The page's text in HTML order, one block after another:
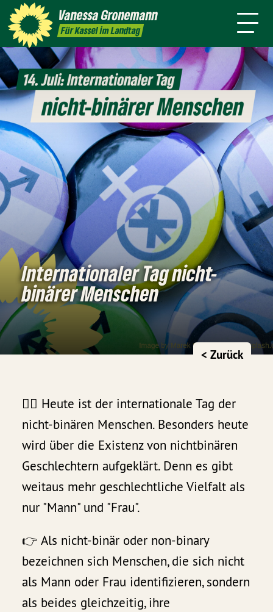
VanessaGronemann
Für Kassel im Landtag
Kontakt Mitmachen
Themen
Internationaler Tag nicht-
binärer Menschen
< Zurück
🏳️‍🌈 Heute ist der internationale Tag der
nicht-binären Menschen. Besonders heute
wird über die Existenz von nichtbinären
Geschlechtern aufgeklärt. Denn es gibt
weitaus mehr geschlechtliche Vielfalt als
nur "Mann" und "Frau".
👉 Als nicht-binär oder non-binary
bezeichnen sich Menschen, die sich nicht
als Mann oder Frau identifizieren, sondern
als beides gleichzeitig, ihre